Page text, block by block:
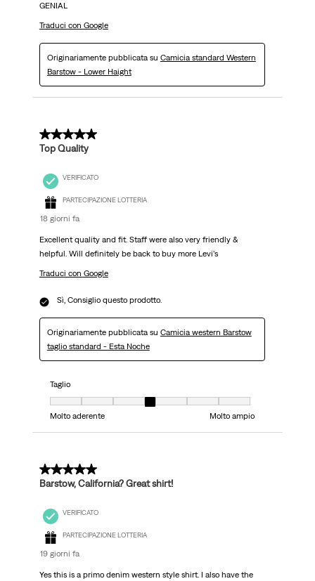
GENIAL
Traduci con Google
Originariamente pubblicata su Camicia standard Western
Barstow - Lower Haight
5 su 5 stelle.
Top Quality
VERIFICATO
PARTECIPAZIONE LOTTERIA
18 giorni fa
Excellent quality and fit. Staff were also very friendly &
helpful. Will definitely be back to buy more Levi’s
Traduci con Google
Sì, Consiglio questo prodotto.
Originariamente pubblicata su Camicia western Barstow
taglio standard - Esta Noche
Taglio
Taglio, 4 su 7, dove 1 è uguale a Molto aderente e 7 è uguale a Molto
Molto aderente
Molto ampio
5 su 5 stelle.
Barstow, California? Great shirt!
VERIFICATO
PARTECIPAZIONE LOTTERIA
19 giorni fa
Yes this is a primo denim western style shirt. I also have the